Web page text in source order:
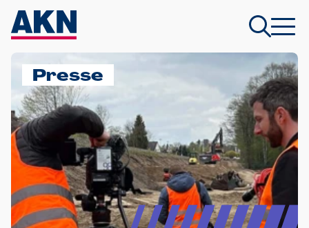
Presse